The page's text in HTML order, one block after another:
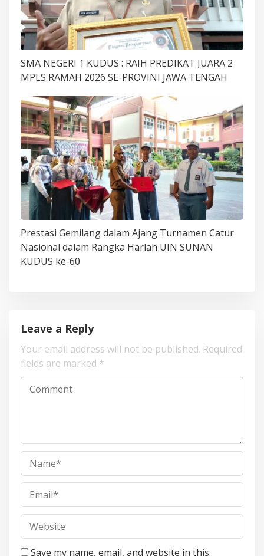
SMA NEGERI 1 KUDUS : RAIH PREDIKAT JUARA 2
MPLS RAMAH 2026 SE-PROVINI JAWA TENGAH
Prestasi Gemilang dalam Ajang Turnamen Catur
Nasional dalam Rangka Harlah UIN SUNAN
KUDUS ke-60
Leave a Reply
Your email address will not be published. Required
fields are marked *
Save my name, email, and website in this